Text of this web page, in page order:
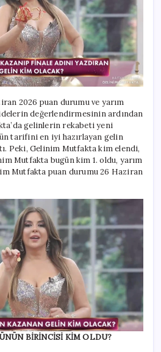
kim
aldı?
Gelinim
Mutfakta
bugün
kim
1.
oldu,
yarım
altını
kim
için
2026 puan durumu ve yarım
değerlendirmesinin ardından
gelinlerin rekabeti yeni
tarifini en iyi hazırlayan gelin
Peki, Gelinim Mutfakta kim elendi,
Mutfakta bugün kim 1. oldu, yarım
Mutfakta puan durumu 26 Haziran
BİRİNCİSİ KİM OLDU?